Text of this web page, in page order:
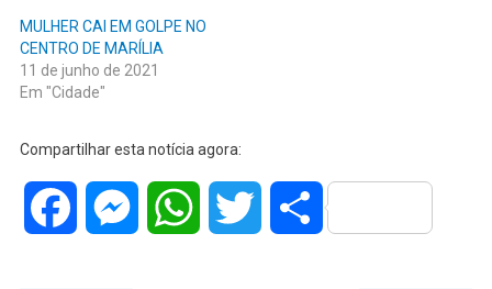
MULHER CAI EM GOLPE NO
CENTRO DE MARÍLIA
11 de junho de 2021
Em "Cidade"
Compartilhar esta notícia agora:
Facebook MessengerWhatsAppTwitter Share